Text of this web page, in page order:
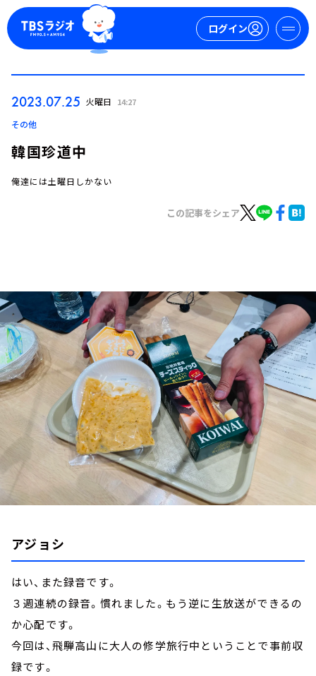
ログイン
トピックス
TBS Podcast
お知らせ
イベント・グッズ
YouTube
会社情報
2023.07.25 火曜日 14:27
その他
韓国珍道中
俺達には土曜日しかない
この記事をシェア
アジョシ
はい、また録音です。
３週連続の録音。慣れました。もう逆に生放送ができるの
か心配です。
今回は、飛騨高山に大人の修学旅行中ということで事前収
録です。